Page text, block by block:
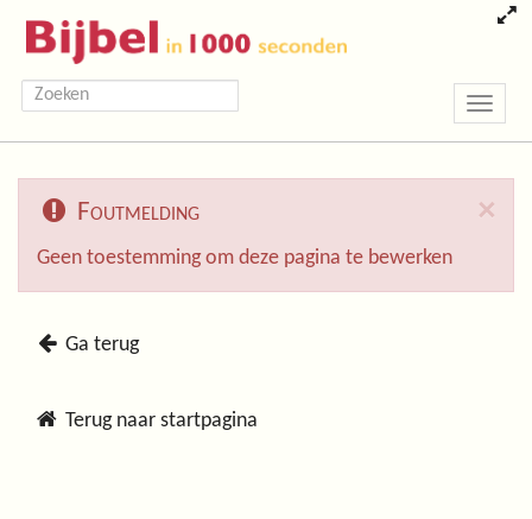
Toggle
×
Foutmelding
Geen toestemming om deze pagina te bewerken
Ga terug
Terug naar startpagina